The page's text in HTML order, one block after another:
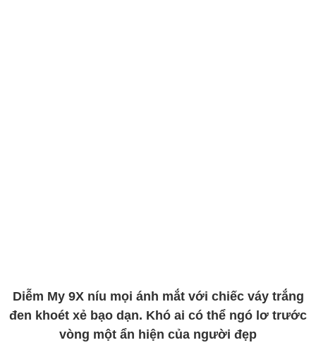
Diễm My 9X níu mọi ánh mắt với chiếc váy trắng
đen khoét xẻ bạo dạn. Khó ai có thể ngó lơ trước
vòng một ẩn hiện của người đẹp